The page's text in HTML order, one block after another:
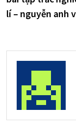
viết
lí – nguyễn anh